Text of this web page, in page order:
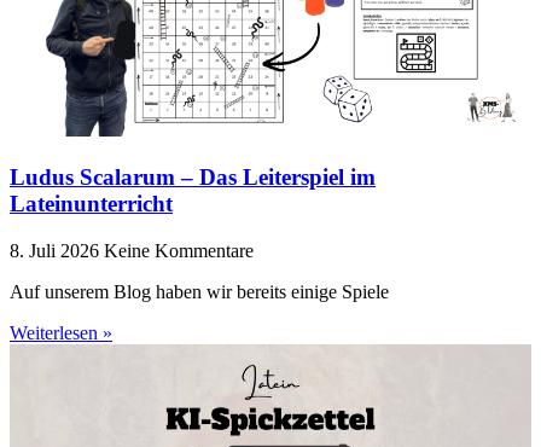
Ludus Scalarum – Das Leiterspiel im
Lateinunterricht
8. Juli 2026 Keine Kommentare
Auf unserem Blog haben wir bereits einige Spiele
Weiterlesen »